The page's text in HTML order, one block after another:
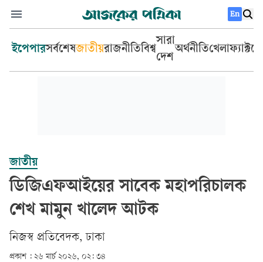
En
ইপেপারসর্বশেষজাতীয়রাজনীতিবিশ্ব
সারা
দেশ
অর্থনীতিখেলা
জাতীয়
ডিজিএফআইয়ের সাবেক মহাপরিচালক
শেখ মামুন খালেদ আটক
‎নিজস্ব প্রতিবেদক, ঢাকা‎
প্রকাশ : ২৬ মার্চ ২০২৬, ০২: ৩৪